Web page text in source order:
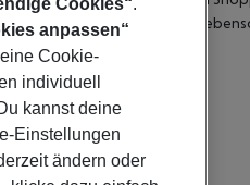
sind zu Fuß gut erreichbar,
nein
anpassen“
Cookie-
individuell
kannst deine
Einstellungen
ändern oder